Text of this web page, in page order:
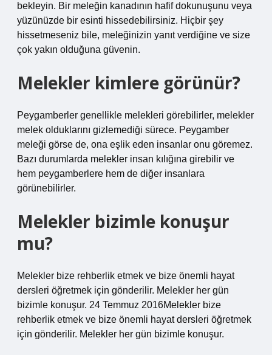
bekleyin. Bir meleğin kanadının hafif dokunuşunu veya
yüzünüzde bir esinti hissedebilirsiniz. Hiçbir şey
hissetmeseniz bile, meleğinizin yanıt verdiğine ve size
çok yakın olduğuna güvenin.
Melekler kimlere görünür?
Peygamberler genellikle melekleri görebilirler, melekler
melek olduklarını gizlemediği sürece. Peygamber
meleği görse de, ona eşlik eden insanlar onu göremez.
Bazı durumlarda melekler insan kılığına girebilir ve
hem peygamberlere hem de diğer insanlara
görünebilirler.
Melekler bizimle konuşur
mu?
Melekler bize rehberlik etmek ve bize önemli hayat
dersleri öğretmek için gönderilir. Melekler her gün
bizimle konuşur. 24 Temmuz 2016Melekler bize
rehberlik etmek ve bize önemli hayat dersleri öğretmek
için gönderilir. Melekler her gün bizimle konuşur.